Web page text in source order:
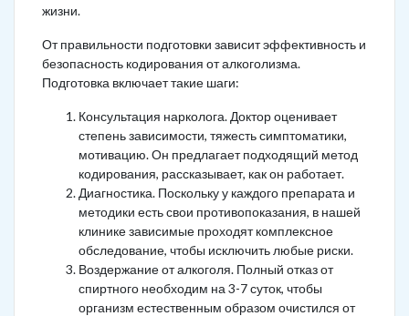
жизни.
От правильности подготовки зависит эффективность и
безопасность кодирования от алкоголизма.
Подготовка включает такие шаги:
Консультация нарколога. Доктор оценивает
степень зависимости, тяжесть симптоматики,
мотивацию. Он предлагает подходящий метод
кодирования, рассказывает, как он работает.
Диагностика. Поскольку у каждого препарата и
методики есть свои противопоказания, в нашей
клинике зависимые проходят комплексное
обследование, чтобы исключить любые риски.
Воздержание от алкоголя. Полный отказ от
спиртного необходим на 3-7 суток, чтобы
организм естественным образом очистился от